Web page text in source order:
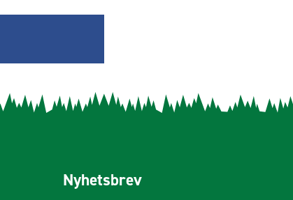
Nyhetsbrev